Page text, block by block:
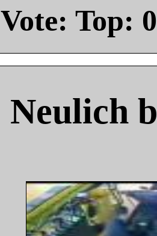
Vote: Top: 0
Neulich